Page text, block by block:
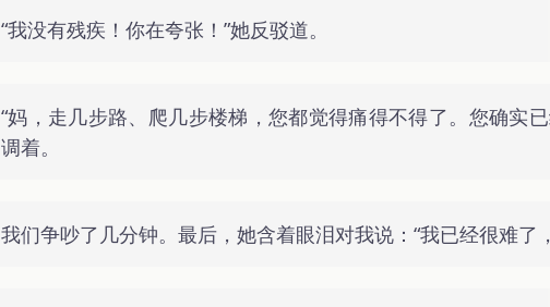
“我没有残疾！你在夸张！”她反驳道。
“妈，走几步路、爬几步楼梯，您都觉得痛得不得了。您确实
调着。
我们争吵了几分钟。最后，她含着眼泪对我说：“我已经很难了